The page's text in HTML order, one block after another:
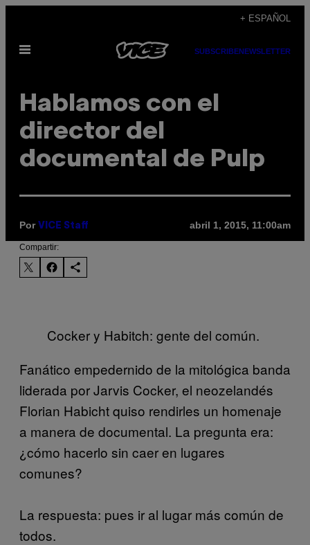
contenido
+ ESPAÑOL
Abrir
SUBSCRIBENEWSLETTER
​Hablamos con el
director del
documental de Pulp
Por VICE Staff abril 1, 2015, 11:00am
Compartir:
Cocker y Habitch: gente del común.
Fanático empedernido de la mitológica banda
liderada por Jarvis Cocker, el neozelandés
Florian Habicht quiso rendirles un homenaje
a manera de documental. La pregunta era:
¿cómo hacerlo sin caer en lugares
comunes?
La respuesta: pues ir al lugar más común de
todos.